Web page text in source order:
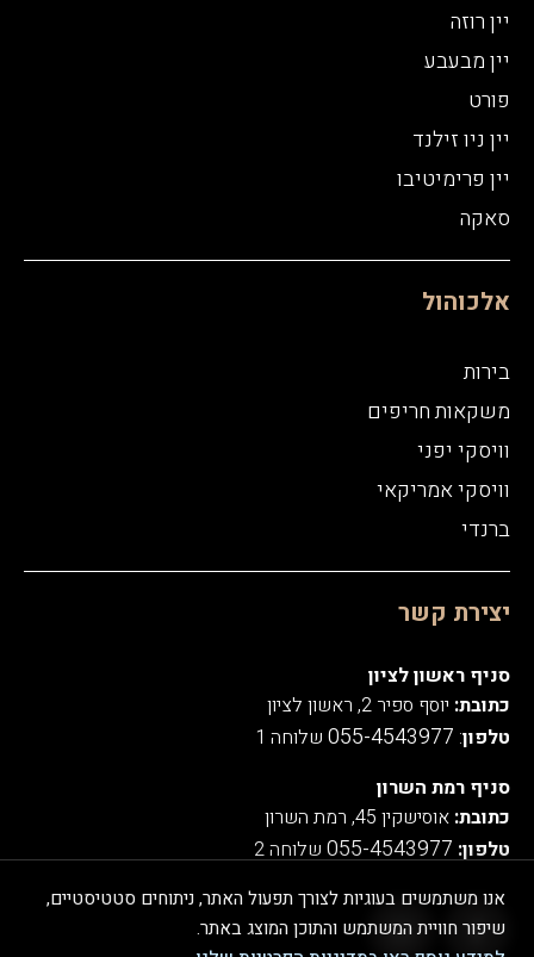
יין רוזה
יין מבעבע
פורט
יין ניו זילנד
יין פרימיטיבו
סאקה
אלכוהול
בירות
משקאות חריפים
וויסקי יפני
וויסקי אמריקאי
ברנדי
יצירת קשר
סניף ראשון לציון
כתובת: יוסף ספיר 2, ראשון לציון
טלפון:
055-4543977 שלוחה 1
סניף רמת השרון
כתובת: אוסישקין 45, רמת השרון
טלפון: 055-4543977 שלוחה 2
אנו משתמשים בעוגיות לצורך תפעול האתר, ניתוחים סטטיסטיים,
שיפור חוויית המשתמש והתוכן המוצג באתר.